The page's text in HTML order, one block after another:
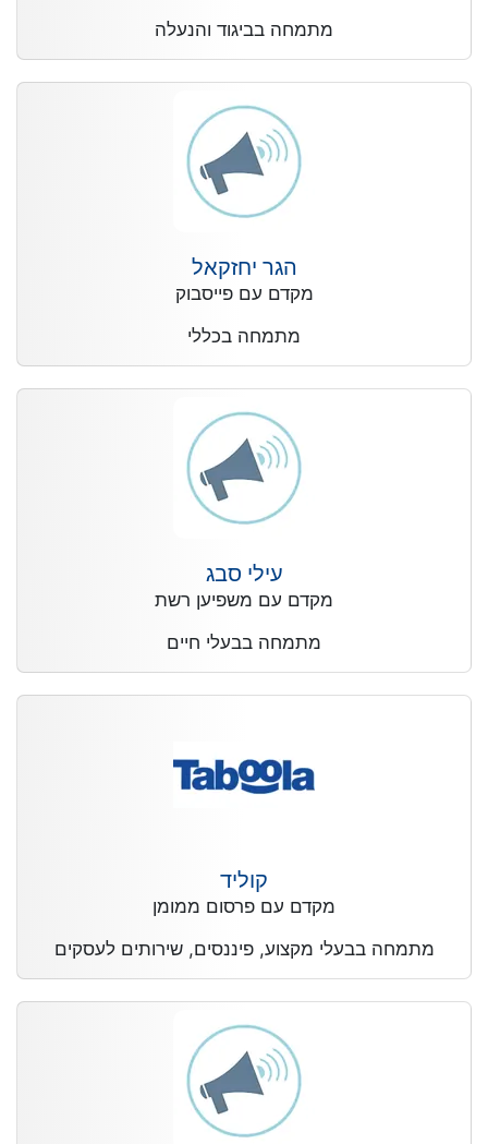
מתמחה בביגוד והנעלה
הגר יחזקאל
מקדם עם פייסבוק
מתמחה בכללי
עילי סבג
מקדם עם משפיען רשת
מתמחה בבעלי חיים
קוליד
מקדם עם פרסום ממומן
מתמחה בבעלי מקצוע, פיננסים, שירותים לעסקים